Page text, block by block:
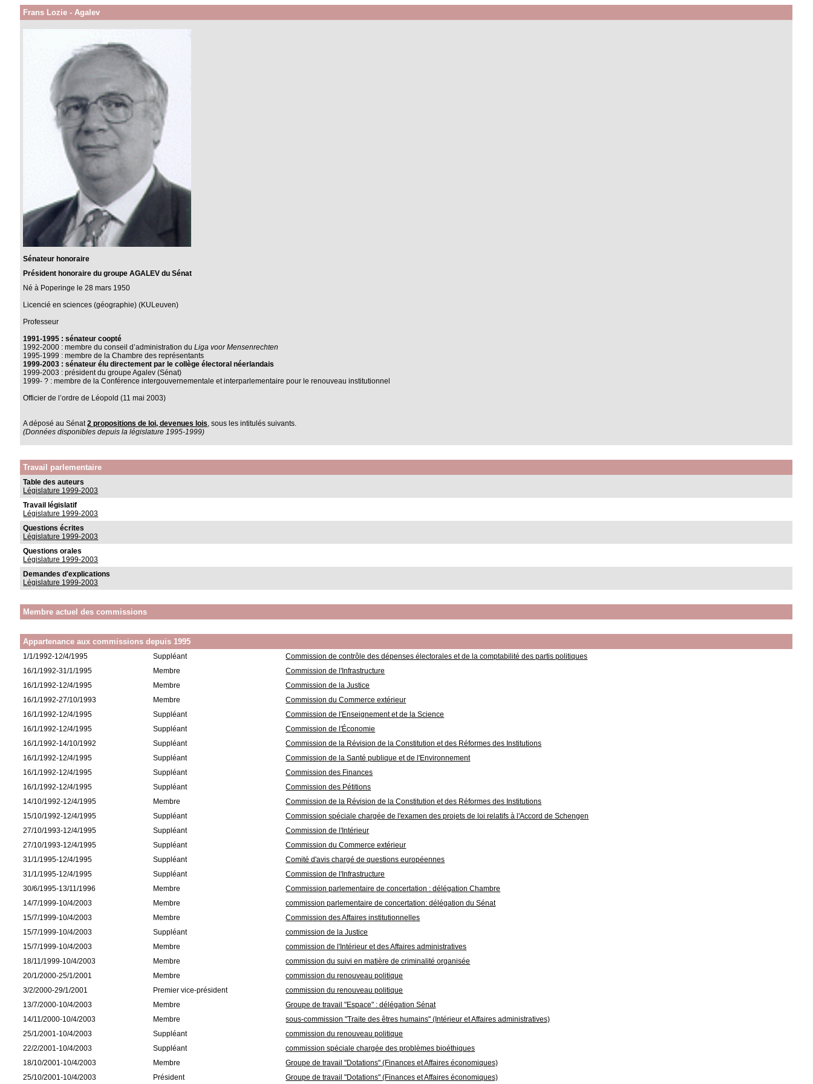
Frans Lozie - Agalev
Sénateur honoraire
Président honoraire du groupe AGALEV du Sénat
Né à Poperinge le 28 mars 1950
Licencié en sciences (géographie) (KULeuven)
Professeur
1991-1995 : sénateur coopté
1992-2000 : membre du conseil d’administration duLiga voor Mensenrechten
1995-1999 : membre de la Chambre des représentants
1999-2003 : sénateur élu directement par le collège électoral néerlandais
1999-2003 : président du groupe Agalev (Sénat)
1999- ? : membre de la Conférence intergouvernementale et interparlementaire pour le renouveau institutionnel
Officier de l’ordre de Léopold (11 mai 2003)
A déposé au Sénat2 propositions de loi, devenues lois, sous les intitulés suivants.
(Données disponibles depuis la législature 1995-1999)
Travail parlementaire
Table des auteurs
Législature 1999-2003
Travail législatif
Législature 1999-2003
Questions écrites
Législature 1999-2003
Questions orales
Législature 1999-2003
Demandes d'explications
Législature 1999-2003
Membre actuel des commissions
Appartenance aux commissions depuis 1995
1/1/1992-12/4/1995 Suppléant
Commission de contrôle des dépenses électorales et de la comptabilité des partis politiques
16/1/1992-31/1/1995
Membre
Commission de l'Infrastructure
16/1/1992-12/4/1995
Membre
Commission de la Justice
16/1/1992-27/10/1993
Membre
Commission du Commerce extérieur
16/1/1992-12/4/1995
Suppléant
Commission de l'Enseignement et de la Science
16/1/1992-12/4/1995
Suppléant
Commission de l'Économie
16/1/1992-14/10/1992
Suppléant
Commission de la Révision de la Constitution et des Réformes des Institutions
16/1/1992-12/4/1995
Suppléant
Commission de la Santé publique et de l'Environnement
16/1/1992-12/4/1995
Suppléant
Commission des Finances
16/1/1992-12/4/1995
Suppléant
Commission des Pétitions
14/10/1992-12/4/1995
Membre
Commission de la Révision de la Constitution et des Réformes des Institutions
15/10/1992-12/4/1995
Suppléant
Commission spéciale chargée de l'examen des projets de loi relatifs à l'Accord de Schengen
27/10/1993-12/4/1995
Suppléant
Commission de l'Intérieur
27/10/1993-12/4/1995
Suppléant
Commission du Commerce extérieur
31/1/1995-12/4/1995
Suppléant
Comité d'avis chargé de questions européennes
31/1/1995-12/4/1995
Suppléant
Commission de l'Infrastructure
30/6/1995-13/11/1996
Membre
Commission parlementaire de concertation : délégation Chambre
14/7/1999-10/4/2003
Membre
commission parlementaire de concertation: délégation du Sénat
15/7/1999-10/4/2003
Membre
Commission des Affaires institutionnelles
15/7/1999-10/4/2003
Suppléant
commission de la Justice
15/7/1999-10/4/2003
Membre
commission de l'Intérieur et des Affaires administratives
18/11/1999-10/4/2003
Membre
commission du suivi en matière de criminalité organisée
20/1/2000-25/1/2001
Membre
commission du renouveau politique
3/2/2000-29/1/2001
Premier vice-président
commission du renouveau politique
13/7/2000-10/4/2003
Membre
Groupe de travail "Espace" : délégation Sénat
14/11/2000-10/4/2003
Membre
sous-commission "Traite des êtres humains" (Intérieur et Affaires administratives)
25/1/2001-10/4/2003
Suppléant
commission du renouveau politique
22/2/2001-10/4/2003
Suppléant
commission spéciale chargée des problèmes bioéthiques
18/10/2001-10/4/2003
Membre
Groupe de travail "Dotations" (Finances et Affaires économiques)
25/10/2001-10/4/2003
Président Groupe de travail "Dotations" (Finances et Affaires économiques)